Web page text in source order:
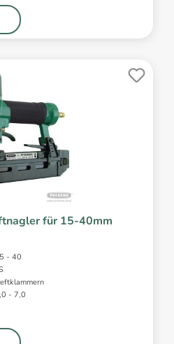
für 15-40mm
- 40
- 7,0